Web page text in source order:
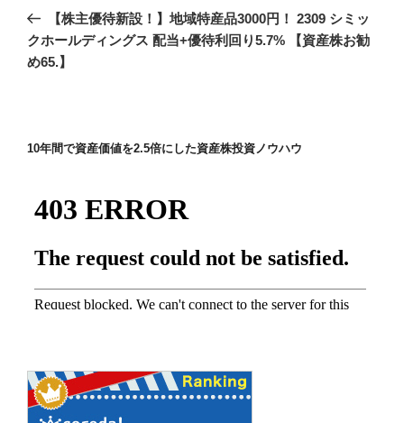
ナ
ビ
ョ
の
投
稿
【株主優待新設！】地域特産品3000円！ 2309 シミッ
クホールディングス 配当+優待利回り5.7% 【資産株お勧
め65.】
10年間で資産価値を2.5倍にした資産株投資ノウハウ